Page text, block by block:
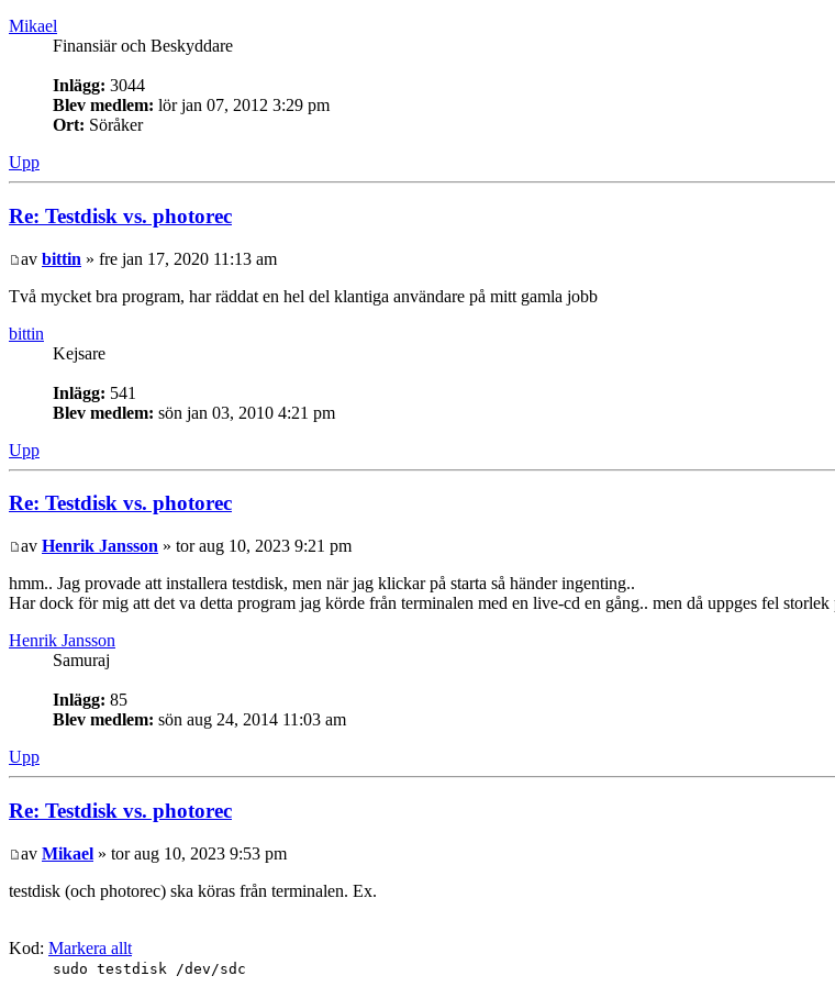
Mikael
Finansiär och Beskyddare
Inlägg: 3044
Blev medlem: lör jan 07, 2012 3:29 pm
Ort: Söråker
Upp
Re: Testdisk vs. photorec
av bittin » fre jan 17, 2020 11:13 am
Två mycket bra program, har räddat en hel del klantiga användare på mitt gamla jobb
bittin
Kejsare
Inlägg: 541
Blev medlem: sön jan 03, 2010 4:21 pm
Upp
Re: Testdisk vs. photorec
av Henrik Jansson » tor aug 10, 2023 9:21 pm
hmm.. Jag provade att installera testdisk, men när jag klickar på starta så händer ingenting..
Har dock för mig att det va detta program jag körde från terminalen med en live-cd en gång.. men då uppges fel
Henrik Jansson
Samuraj
Inlägg: 85
Blev medlem: sön aug 24, 2014 11:03 am
Upp
Re: Testdisk vs. photorec
av Mikael » tor aug 10, 2023 9:53 pm
testdisk (och photorec) ska köras från terminalen. Ex.
Kod: Markera allt
sudo testdisk /dev/sdc